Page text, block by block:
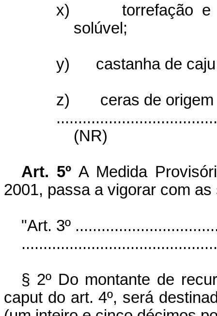
x)
torrefação
solúvel;
y) castanha de
z)
ceras de
(NR)
Art. 5º A Medida
2001, passa a vigorar com
"Art. 3º
§ 2º Do montante de
caput do art. 4º, será